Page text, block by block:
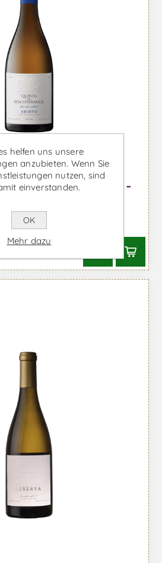
Esperança Arinto -
inkl. MwSt.
helfen uns unsere
anzubieten. Wenn Sie
nutzen, sind
einverstanden.
OK
Mehr dazu